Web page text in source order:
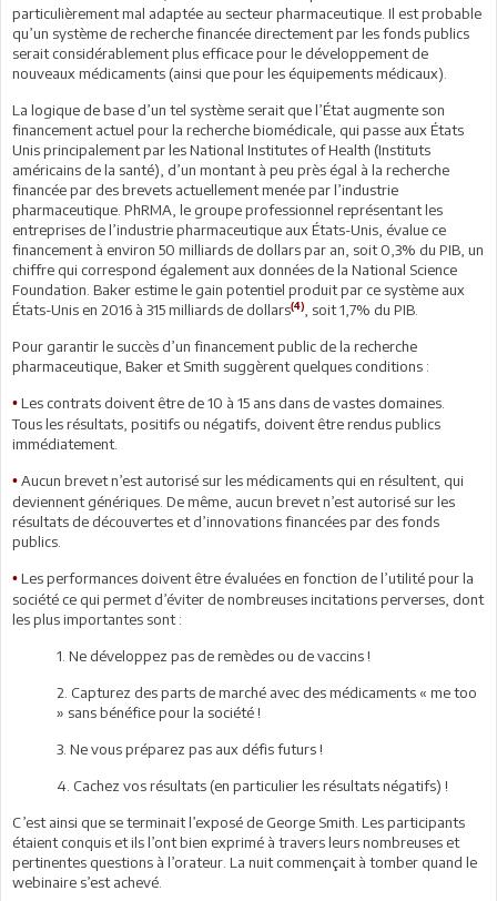
particulièrement mal adaptée au secteur pharmaceutique. Il est probable
qu’un système de recherche financée directement par les fonds publics
serait considérablement plus efficace pour le développement de
nouveaux médicaments (ainsi que pour les équipements médicaux).
La logique de base d’un tel système serait que l’État augmente son
financement actuel pour la recherche biomédicale, qui passe aux États
Unis principalement par les National Institutes of Health (Instituts
américains de la santé), d’un montant à peu près égal à la recherche
financée par des brevets actuellement menée par l’industrie
pharmaceutique. PhRMA, le groupe professionnel représentant les
entreprises de l’industrie pharmaceutique aux États-Unis, évalue ce
financement à environ 50 milliards de dollars par an, soit 0,3% du PIB, un
chiffre qui correspond également aux données de la National Science
Foundation. Baker estime le gain potentiel produit par ce système aux
États-Unis en 2016 à 315 milliards de dollars(4) , soit 1,7% du PIB.
Pour garantir le succès d’un financement public de la recherche
pharmaceutique, Baker et Smith suggèrent quelques conditions :
• Les contrats doivent être de 10 à 15 ans dans de vastes domaines.
Tous les résultats, positifs ou négatifs, doivent être rendus publics
immédiatement.
• Aucun brevet n’est autorisé sur les médicaments qui en résultent, qui
deviennent génériques. De même, aucun brevet n’est autorisé sur les
résultats de découvertes et d’innovations financées par des fonds
publics.
• Les performances doivent être évaluées en fonction de l’utilité pour la
société ce qui permet d’éviter de nombreuses incitations perverses, dont
les plus importantes sont :
1. Ne développez pas de remèdes ou de vaccins !
2. Capturez des parts de marché avec des médicaments « me too
» sans bénéfice pour la société !
3. Ne vous préparez pas aux défis futurs !
4. Cachez vos résultats (en particulier les résultats négatifs) !
C’est ainsi que se terminait l’exposé de George Smith. Les participants
étaient conquis et ils l’ont bien exprimé à travers leurs nombreuses et
pertinentes questions à l’orateur. La nuit commençait à tomber quand le
webinaire s’est achevé.